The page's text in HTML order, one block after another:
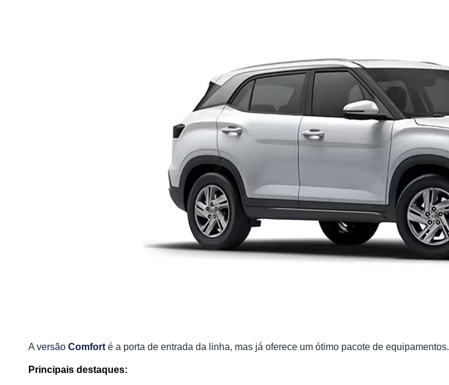
A versão Comfort é a porta de entrada da linha, mas já oferece um ótimo pacote de equipamentos.
Principais destaques: